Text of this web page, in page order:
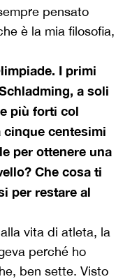
pensato
è la mia filosofia,
I primi
a soli
più forti col
centesimi
per ottenere una
Che cosa ti
per restare al
vita di atleta, la
perché ho
ben sette. Visto